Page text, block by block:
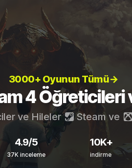
3000+ Oyunun Tümü→
4 Öğreticileri
ve Hileler Steam ve
4.9/5
37K inceleme
10K+
indirme